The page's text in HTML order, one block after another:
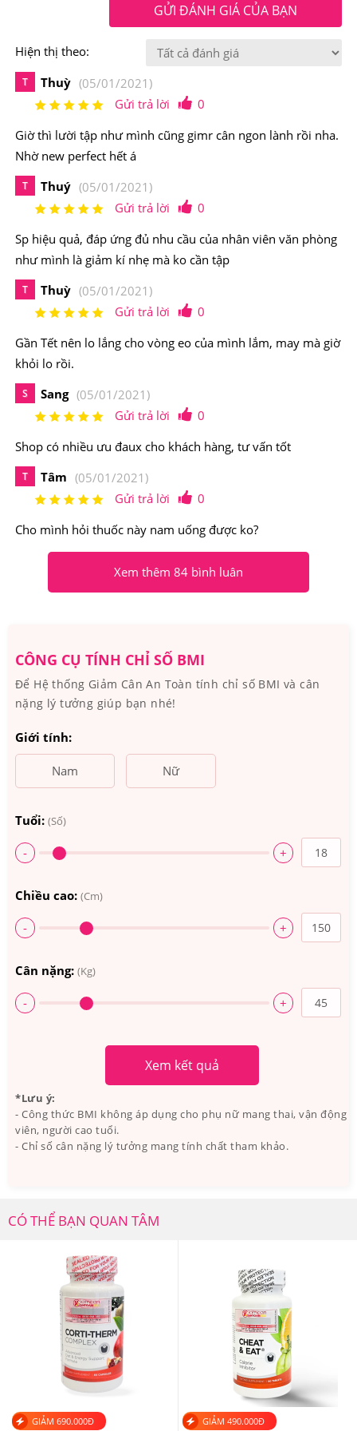
cùng tuyệt vời trong việc giảm cân.
New Perfect giúp đánh tan mỡ thừa hiệu quả, nhanh
chóng
2.Viên giảm cân New Perfect USA Có Nguồn
Gốc Xuất Xứ Từ Đâu, Thành Phần Như Thế
Nào?
Viên giảm cân New Perfect USA được chiết xuất từ thảo
dược thiên nhiên, hỗ trợ giảm cân nhanh mà không ảnh
hưởng đến sức khỏe của người dùng.
New Perfect Perfect USA của Tập đoàn H.A.HEBAL LLC
Group được BỘ Y TẾ cấp giấy công bố số:
28567/2015/ATTP-XNCB.
Thành phần chủ yếu của viên uống giảm cân Viên
giảm cân New Perfect USA:
Thành phần chính:được chiết xuất từ những nguyên
liệu có trong tự nhiên như lá sen, tinh bột, hoa lục bình,
hạt mù tạt, lá dâu tằm, thảo quyết minh,... cùng với các
Vitamin và các khoáng chât khác giúp người sử dụng có
thể giảm cân một cách nhanh chóng và hiệu quả, an
GỬI ĐÁNH GIÁ CỦA BẠN
Hiện thị theo:
T Thuỳ (05/01/2021)
Gửi trả lời
0
Giờ thì lười tập như mình cũng gimr cân ngon lành rồi nha.
Nhờ new perfect hết á
T Thuý (05/01/2021)
Gửi trả lời
0
Sp hiệu quả, đáp ứng đủ nhu cầu của nhân viên văn phòng
như mình là giảm kí nhẹ mà ko cần tập
T Thuỳ (05/01/2021)
Gửi trả lời
0
Gần Tết nên lo lắng cho vòng eo của mình lắm, may mà giờ
khỏi lo rồi.
S Sang (05/01/2021)
Gửi trả lời
0
Shop có nhiều ưu đaux cho khách hàng, tư vấn tốt
T Tâm (05/01/2021)
Gửi trả lời
0
Cho mình hỏi thuốc này nam uống được ko?
Xem thêm 84 bình luân
CÔNG CỤ TÍNH CHỈ SỐ BMI
Để Hệ thống Giảm Cân An Toàn tính chỉ số BMI và cân
nặng lý tưởng giúp bạn nhé!
Giới tính:
Nam Nữ
Tuổi: (Số)
- +
Chiều cao: (Cm)
- +
Cân nặng: (Kg)
- +
Xem kết quả
*Lưu ý:
- Công thức BMI không áp dụng cho phụ nữ mang thai, vận động
viên, người cao tuổi.
- Chỉ số cân nặng lý tưởng mang tính chất tham khảo.
CÓ THỂ BẠN QUAN TÂM
GIẢM 690.000Đ GIẢM 490.000Đ